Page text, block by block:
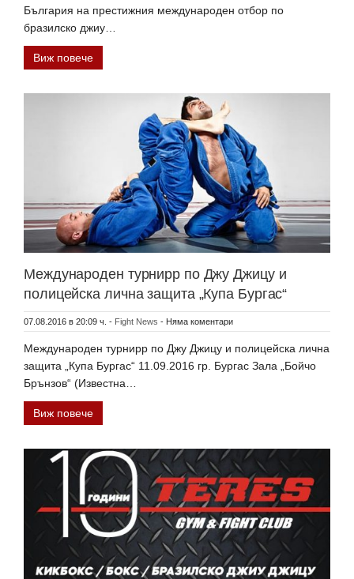
България на престижния международен отбор по
бразилско джиу…
Виж повече
Международен турнирр по Джу Джицу и
полицейска лична защита „Купа Бургас“
07.08.2016 в 20:09 ч. - Fight News - Няма коментари
Международен турнирр по Джу Джицу и полицейска лична
защита „Купа Бургас“ 11.09.2016 гр. Бургас Зала „Бойчо
Брънзов“ (Известна…
Виж повече